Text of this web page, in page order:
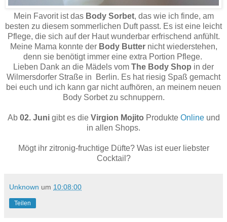
Mein Favorit ist das Body Sorbet, das wie ich finde, am
besten zu diesem sommerlichen Duft passt. Es ist eine leicht
Pflege, die sich auf der Haut wunderbar erfrischend anfühlt.
Meine Mama konnte der Body Butternicht wiederstehen,
denn sie benötigt immer eine extra Portion Pflege.
Lieben Dank an die Mädels vom The Body Shop in der
Wilmersdorfer Straße in Berlin. Es hat riesig Spaß gemacht
bei euch und ich kann gar nicht aufhören, an meinem neuen
Body Sorbet zu schnuppern.
Ab 02. Junigibt es die Virgion Mojito Produkte Onlineund
in allen Shops.
Mögt ihr zitronig-fruchtige Düfte? Was ist euer liebster
Cocktail?
Unknown um 10:08:00
Teilen